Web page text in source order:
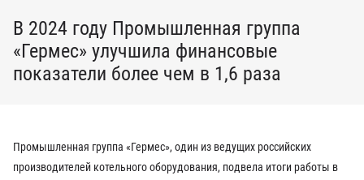
В 2024 году Промышленная группа
«Гермес» улучшила финансовые
показатели более чем в 1,6 раза
Промышленная группа «Гермес», один из ведущих российских
производителей котельного оборудования, подвела итоги работы в